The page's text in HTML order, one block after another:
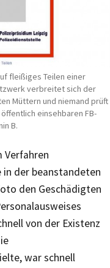
fleißiges Teilen einer
verbreitet sich der
Müttern und niemand prüft
einsehbaren FB-
B.
Verfahren
der beanstandeten
den Geschädigten
von der Existenz
war schnell